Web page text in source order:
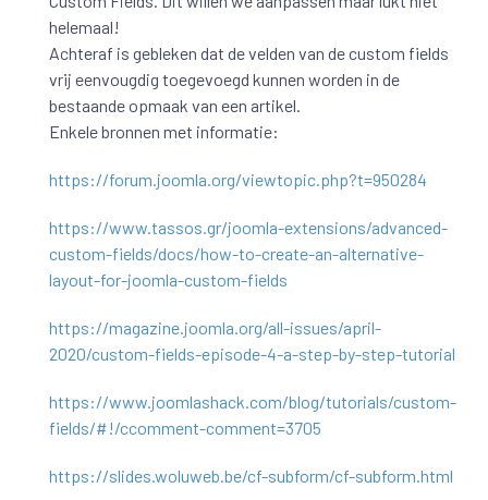
helemaal!
Achteraf is gebleken dat de velden van de custom fields
vrij eenvougdig toegevoegd kunnen worden in de
bestaande opmaak van een artikel.
Enkele bronnen met informatie:
https://forum.joomla.org/viewtopic.php?t=950284
https://www.tassos.gr/joomla-extensions/advanced-
custom-fields/docs/how-to-create-an-alternative-
layout-for-joomla-custom-fields
https://magazine.joomla.org/all-issues/april-
2020/custom-fields-episode-4-a-step-by-step-tutorial
https://www.joomlashack.com/blog/tutorials/custom-
fields/#!/ccomment-comment=3705
https://slides.woluweb.be/cf-subform/cf-subform.html